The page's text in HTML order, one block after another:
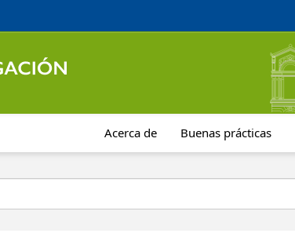
Acerca de Buenas prácticas